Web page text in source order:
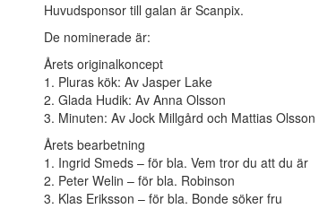
Huvudsponsor till galan är Scanpix.
De nominerade är:
Årets originalkoncept
1. Pluras kök: Av Jasper Lake
2. Glada Hudik: Av Anna Olsson
3. Minuten: Av Jock Millgård och Mattias Olsson
Årets bearbetning
1. Ingrid Smeds – för bla. Vem tror du att du är
2. Peter Welin – för bla. Robinson
3. Klas Eriksson – för bla. Bonde söker fru